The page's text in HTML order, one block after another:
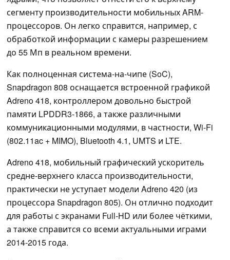
сегменту производительности мобильных ARM-
процессоров. Он легко справится, например, с
обработкой информации с камеры разрешением
до 55 Мп в реальном времени.
Как полноценная система-на-чипе (SoC),
Snapdragon 808 оснащается встроенной графикой
Adreno 418, контроллером довольно быстрой
памяти LPDDR3-1866, а также различными
коммуникационными модулями, в частности, Wi-Fi
(802.11ac + MIMO), Bluetooth 4.1, UMTS и LTE.
Adreno 418, мобильный графический ускоритель
средне-верхнего класса производительности,
практически не уступает модели Adreno 420 (из
процессора Snapdragon 805). Он отлично подходит
для работы с экранами Full-HD или более чёткими,
а также справится со всеми актуальными играми
2014-2015 года.